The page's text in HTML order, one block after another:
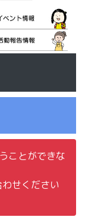
ことができな
せください